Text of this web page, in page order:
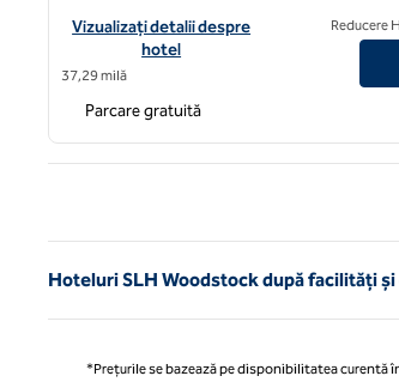
Vizualizați detaliile hotelului pentru Insula
Vizualizați detalii despre
hotel
37,29 milă
Reducere
Parcare gratuită
Hoteluri SLH Woodstock după facilități
*Prețurile se bazează pe disponibilitatea curentă